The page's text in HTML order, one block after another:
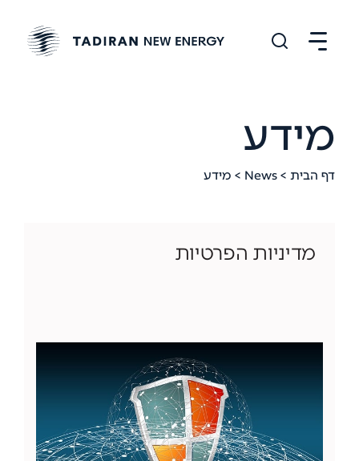
מידע
דף הבית >
News > מידע
מדיניות הפרטיות